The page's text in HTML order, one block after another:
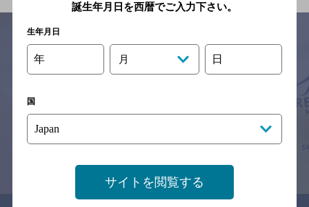
サイトマップ 利用規約
念のためお店にご確認の上ご来店くださいますようお願い申し上げま
誕生年月日を西暦でご入力下さい。
生年月日
年 月 日
国
サイトを閲覧する